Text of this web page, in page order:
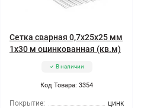
Сетка сварная 0,7x25x25 мм
1x30 м оцинкованная (кв.м)
В наличии
Код Товара: 3354
Покрытие:
цинк